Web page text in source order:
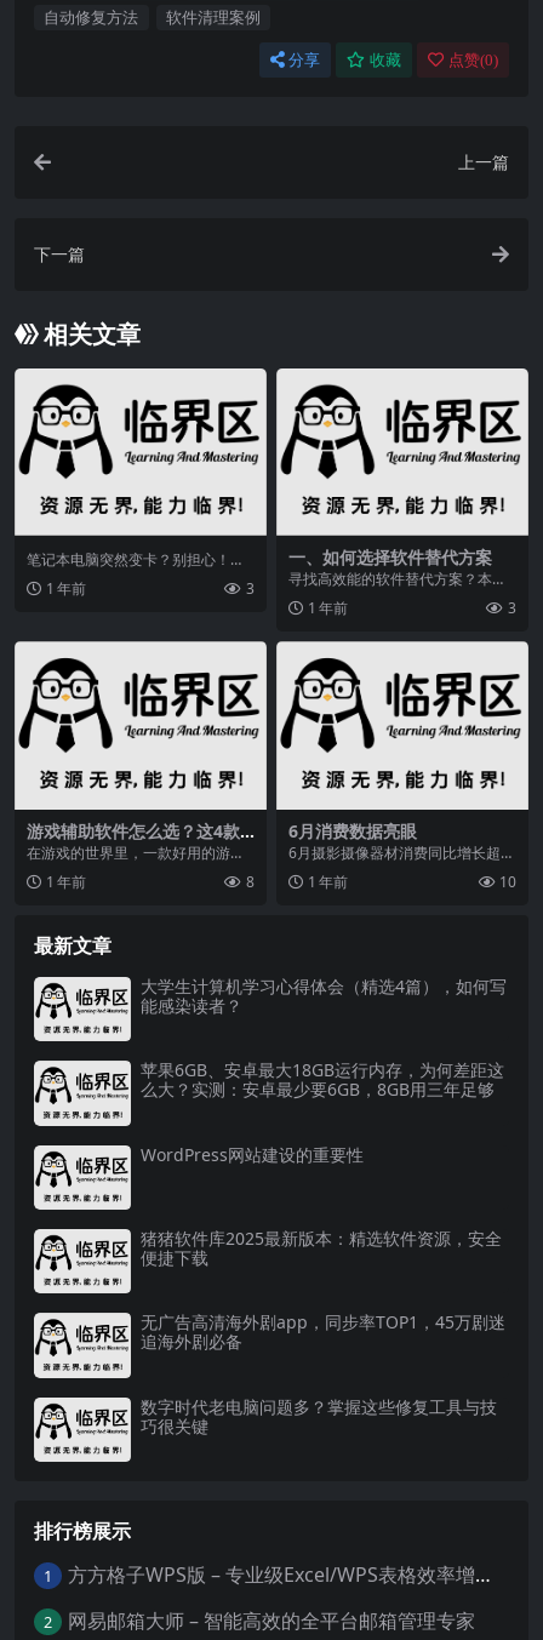
自动修复方法
软件清理案例
分享 收藏 点赞(0)
上一篇
下一篇
相关文章
笔记本电脑突然变卡？别担心！本
文将为你详细解析电脑卡顿的常见
原因，并提供实用的解...
1 年前 3
一、如何选择软件替代方案
寻找高效能的软件替代方案？本指
南为您推荐多款多功能替代软件，
解析软件选择逻辑，助...
1 年前 3
游戏辅助软件怎么选？这4款
便捷软件或许有你心仪的一款
在游戏的世界里，一款好用的游戏
辅助软件可以让玩家如虎添翼。但
是面对众多的游戏辅助...
1 年前 8
6月消费数据亮眼
6月摄影摄像器材消费同比增长超8
0%，多元需求如何激发市场活力？
从社交记录到专业...
1 年前 10
最新文章
大学生计算机学习心得体会（精选4篇），如何写
能感染读者？
苹果6GB、安卓最大18GB运行内存，为何差距这
么大？实测：安卓最少要6GB，8GB用三年足够
WordPress网站建设的重要性
猪猪软件库2025最新版本：精选软件资源，安全
便捷下载
无广告高清海外剧app，同步率TOP1，45万剧迷
追海外剧必备
数字时代老电脑问题多？掌握这些修复工具与技
巧很关键
排行榜展示
1 方方格子WPS版 – 专业级Excel/WPS表格效率增强插件
2 网易邮箱大师 – 智能高效的全平台邮箱管理专家